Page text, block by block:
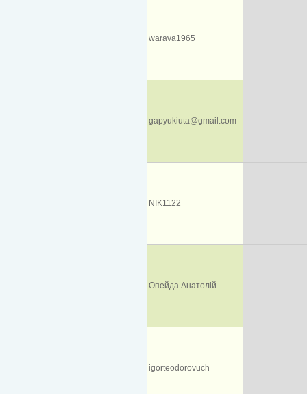
warava1965
gapyukiuta@gmail.com
NIK1122
Опейда Анатолій...
igorteodorovuch